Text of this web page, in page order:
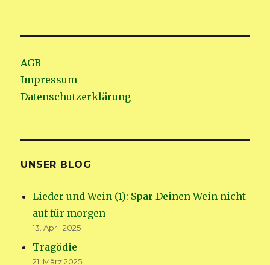
AGB
Impressum
Datenschutzerklärung
UNSER BLOG
Lieder und Wein (1): Spar Deinen Wein nicht
auf für morgen
13. April 2025
Tragödie
21. März 2025